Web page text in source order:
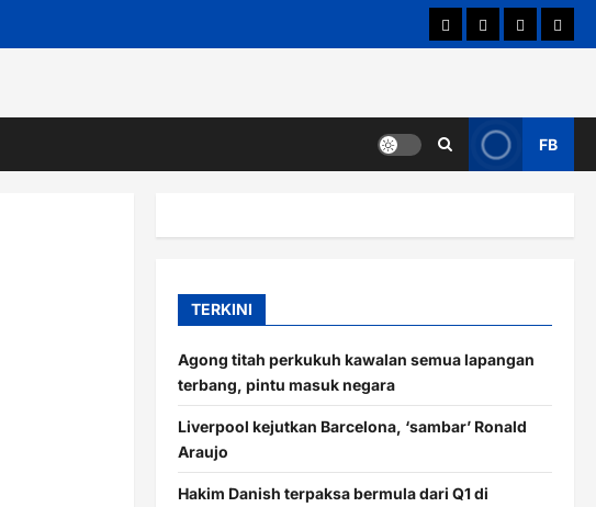
Hubungi Kami
Terma & Syarat
Dasar
FB
TERKINI
Agong titah perkukuh kawalan semua lapangan
terbang, pintu masuk negara
Liverpool kejutkan Barcelona, ‘sambar’ Ronald
Araujo
Hakim Danish terpaksa bermula dari Q1 di